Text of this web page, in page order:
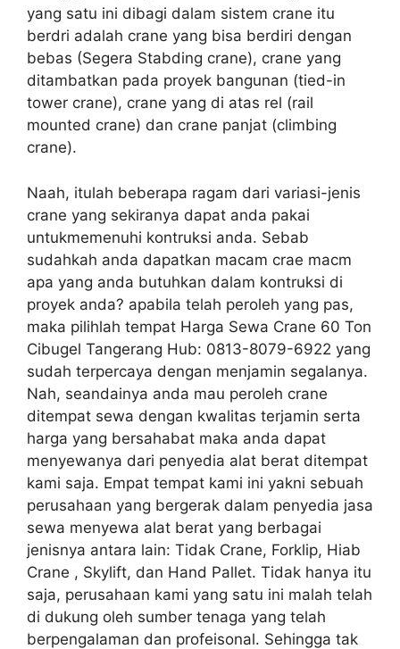
yang satu ini dibagi dalam sistem crane itu
berdri adalah crane yang bisa berdiri dengan
bebas (Segera Stabding crane), crane yang
ditambatkan pada proyek bangunan (tied-in
tower crane), crane yang di atas rel (rail
mounted crane) dan crane panjat (climbing
crane).
Naah, itulah beberapa ragam dari variasi-jenis
crane yang sekiranya dapat anda pakai
untukmemenuhi kontruksi anda. Sebab
sudahkah anda dapatkan macam crae macm
apa yang anda butuhkan dalam kontruksi di
proyek anda? apabila telah peroleh yang pas,
maka pilihlah tempat Harga Sewa Crane 60 Ton
Cibugel Tangerang Hub: 0813-8079-6922 yang
sudah terpercaya dengan menjamin segalanya.
Nah, seandainya anda mau peroleh crane
ditempat sewa dengan kwalitas terjamin serta
harga yang bersahabat maka anda dapat
menyewanya dari penyedia alat berat ditempat
kami saja. Empat tempat kami ini yakni sebuah
perusahaan yang bergerak dalam penyedia jasa
sewa menyewa alat berat yang berbagai
jenisnya antara lain: Tidak Crane, Forklip, Hiab
Crane , Skylift, dan Hand Pallet. Tidak hanya itu
saja, perusahaan kami yang satu ini malah telah
di dukung oleh sumber tenaga yang telah
berpengalaman dan profeisonal. Sehingga tak